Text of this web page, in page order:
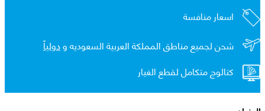
اسعار منافسة
شحن لجميع مناطق المملكة العربية السعوديه ودولياً
كتالوج متكامل لقطع الغيار